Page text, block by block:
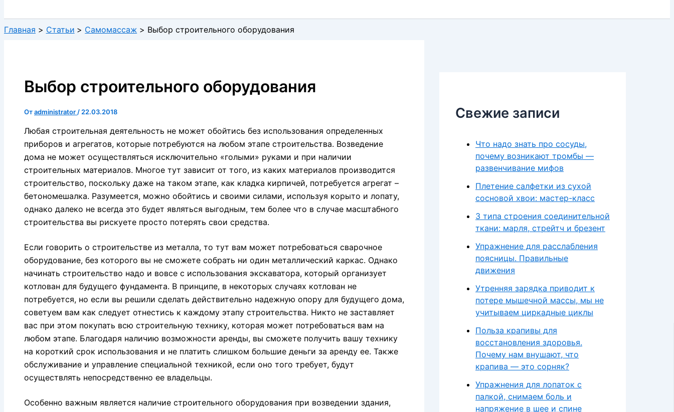
Главная Статьи Самомассаж Выбор строительного оборудования
Выбор строительного оборудования
Отadministrator / 22.03.2018
Любая строительная деятельность не может обойтись без использования определенных
приборов и агрегатов, которые потребуются на любом этапе строительства. Возведение
дома не может осуществляться исключительно «голыми» руками и при наличии
строительных материалов. Многое тут зависит от того, из каких материалов производится
строительство, поскольку даже на таком этапе, как кладка кирпичей, потребуется агрегат –
бетономешалка. Разумеется, можно обойтись и своими силами, используя корыто и лопату,
однако далеко не всегда это будет являться выгодным, тем более что в случае масштабного
строительства вы рискуете просто потерять свои средства.
Если говорить о строительстве из металла, то тут вам может потребоваться сварочное
оборудование, без которого вы не сможете собрать ни один металлический каркас. Однако
начинать строительство надо и вовсе с использования экскаватора, который организует
котлован для будущего фундамента. В принципе, в некоторых случаях котлован не
потребуется, но если вы решили сделать действительно надежную опору для будущего дома,
советуем вам как следует отнестись к каждому этапу строительства. Никто не заставляет
вас при этом покупать всю строительную технику, которая может потребоваться вам на
любом этапе. Благодаря наличию возможности аренды, вы сможете получить вашу технику
на короткий срок использования и не платить слишком большие деньги за аренду ее. Также
обслуживание и управление специальной техникой, если оно того требует, будут
осуществлять непосредственно ее владельцы.
Особенно важным является наличие строительного оборудования при возведении здания,
Свежие записи
Что надо знать про сосуды,
почему возникают тромбы —
развенчивание мифов
Плетение салфетки из сухой
сосновой хвои: мастер-класс
3 типа строения соединительной
ткани: марля, стрейтч и брезент
Упражнение для расслабления
поясницы. Правильные
движения
Утренняя зарядка приводит к
потере мышечной массы, мы не
учитываем циркадные циклы
Польза крапивы для
восстановления здоровья.
Почему нам внушают, что
крапива — это сорняк?
Упражнения для лопаток с
палкой, снимаем боль и
напряжение в шее и спине